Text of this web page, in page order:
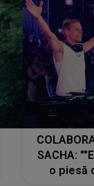
SACHA:
o piesă